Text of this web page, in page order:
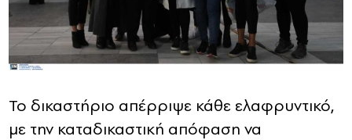
Το δικαστήριο απέρριψε κάθε ελαφρυντικό,
με την καταδικαστική απόφαση να